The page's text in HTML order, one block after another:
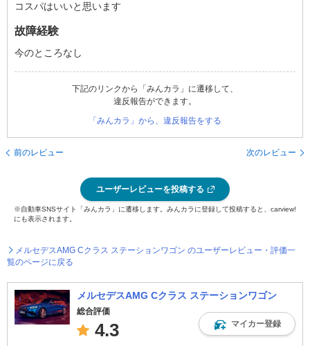
コスパはいいと思います
故障経験
今のところなし
下記のリンクから「みんカラ」に遷移して、
違反報告ができます。
「みんカラ」から、違反報告をする
前のレビュー 次のレビュー
ユーザーレビューを投稿する
※自動車SNSサイト「みんカラ」に遷移します。みんカラに登録して投稿すると、carview!
にも表示されます。
メルセデスAMG Cクラス ステーションワゴン のユーザーレビュー・評価一
覧のページに戻る
メルセデスAMG Cクラス ステーションワゴン
総合評価
4.3 マイカー登録